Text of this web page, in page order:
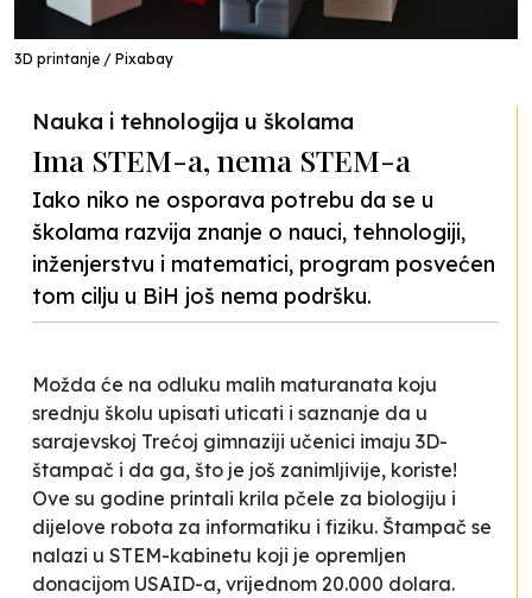
3D printanje / Pixabay
Nauka i tehnologija u školama
Ima STEM-a, nema STEM-a
Iako niko ne osporava potrebu da se u
školama razvija znanje o nauci, tehnologiji,
inženjerstvu i matematici, program posvećen
tom cilju u BiH još nema podršku.
Možda će na odluku malih maturanata koju
srednju školu upisati uticati i saznanje da u
sarajevskoj Trećoj gimnaziji učenici imaju 3D-
štampač i da ga, što je još zanimljivije, koriste!
Ove su godine printali krila pčele za biologiju i
dijelove robota za informatiku i fiziku. Štampač se
nalazi u STEM-kabinetu koji je opremljen
donacijom USAID-a, vrijednom 20.000 dolara.